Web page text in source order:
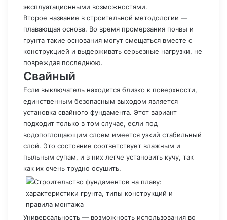
эксплуатационными возможностями.
Второе название в строительной методологии —
плавающая основа. Во время промерзания почвы и
грунта такие основания могут смещаться вместе с
конструкцией и выдерживать серьезные нагрузки, не
повреждая последнюю.
Свайный
Если выключатель находится близко к поверхности,
единственным безопасным выходом является
установка свайного фундамента. Этот вариант
подходит только в том случае, если под
водопоглощающим слоем имеется узкий стабильный
слой. Это состояние соответствует влажным и
пыльным супам, и в них легче установить кучу, так
как их очень трудно осушить.
Универсальность — возможность использования во